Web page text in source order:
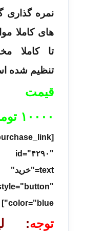
نمره گذاری
های کاملا
تا کاملا
تنظیم شده
۱۰۰۰۰
id="۴۲۹۰"
text="خرید"
color="blue"]
توجه: